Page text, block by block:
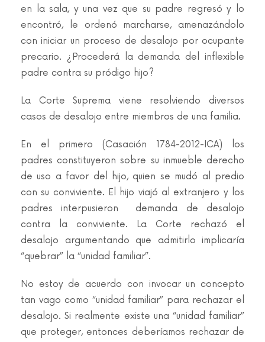
en la sala, y una vez que su padre regresó y lo
encontró, le ordenó marcharse, amenazándolo
con iniciar un proceso de desalojo por ocupante
precario. ¿Procederá la demanda del inflexible
padre contra su pródigo hijo?
La Corte Suprema viene resolviendo diversos
casos de desalojo entre miembros de una familia.
En el primero (Casación 1784-2012-ICA) los
padres constituyeron sobre su inmueble derecho
de uso a favor del hijo, quien se mudó al predio
con su conviviente. El hijo viajó al extranjero y los
padres interpusieron demanda de desalojo
contra la conviviente. La Corte rechazó el
desalojo argumentando que admitirlo implicaría
“quebrar” la “unidad familiar”.
No estoy de acuerdo con invocar un concepto
tan vago como “unidad familiar” para rechazar el
desalojo. Si realmente existe una “unidad familiar”
que proteger, entonces deberíamos rechazar de